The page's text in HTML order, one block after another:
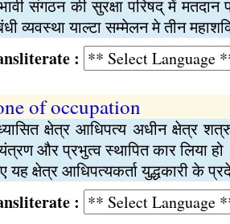
संगठन की सुरक्षा परिषद् में
व्यवस्था याल्टा सम्मेलन मे तीन
:
of occupation
क्षेत्र आधिपत्य अधीन क्षेत्र
और प्रभुत्व स्थापित कार लिया
यह क्षेत्र आधिपत्यकर्ता युद्धकारी के
: